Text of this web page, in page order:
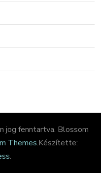
jog fenntartva. Blossom
Themes.Készítette:
.